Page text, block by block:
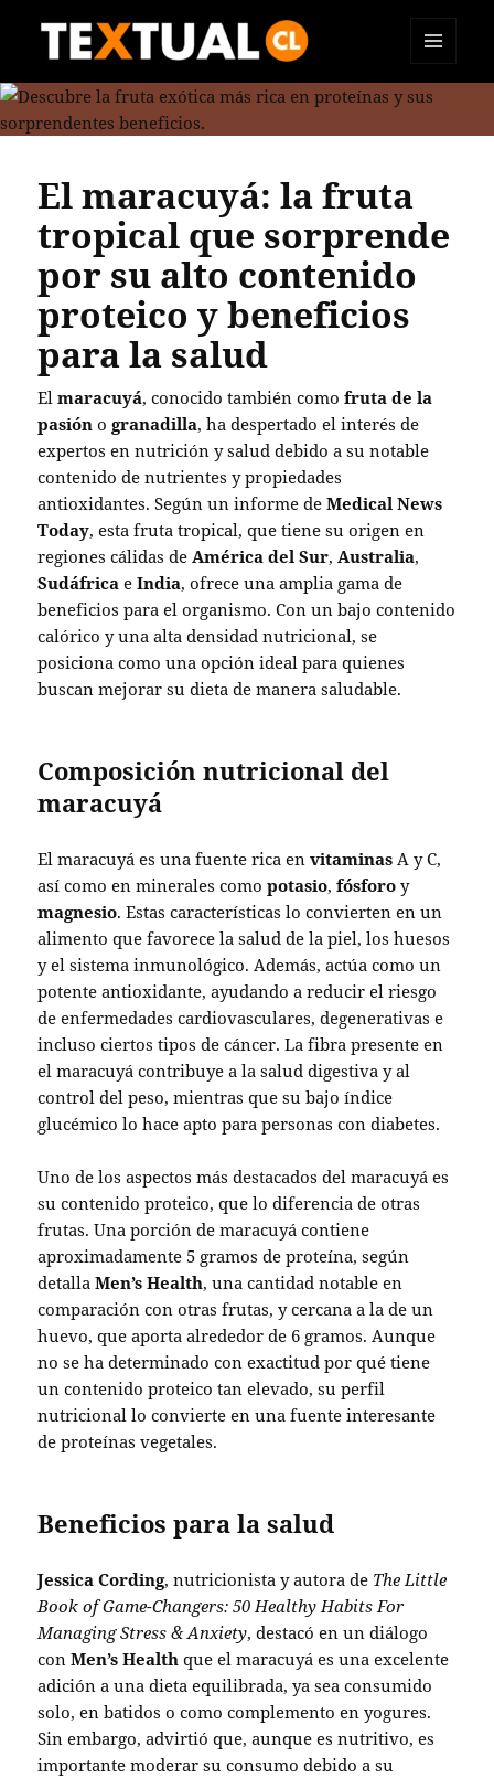
TEXTUAL
Y
El maracuyá: la fruta
tropical que sorprende
por su alto contenido
proteico y beneficios
para la salud
Elmaracuyá, conocido también comofruta de la
pasión ogranadilla, ha despertado el interés de
expertos en nutrición y salud debido a su notable
contenido de nutrientes y propiedades
antioxidantes. Según un informe deMedical News
Today, esta fruta tropical, que tiene su origen en
regiones cálidas deAmérica del Sur,Australia,
Sudáfrica eIndia, ofrece una amplia gama de
beneficios para el organismo. Con un bajo contenido
calórico y una alta densidad nutricional, se
posiciona como una opción ideal para quienes
buscan mejorar su dieta de manera saludable.
Composición nutricional del
maracuyá
El maracuyá es una fuente rica envitaminas A y C,
así como en minerales comopotasio,fósforo y
magnesio. Estas características lo convierten en un
alimento que favorece la salud de la piel, los huesos
y el sistema inmunológico. Además, actúa como un
potente antioxidante, ayudando a reducir el riesgo
de enfermedades cardiovasculares, degenerativas e
incluso ciertos tipos de cáncer. La fibra presente en
el maracuyá contribuye a la salud digestiva y al
control del peso, mientras que su bajo índice
glucémico lo hace apto para personas con diabetes.
Uno de los aspectos más destacados del maracuyá es
su contenido proteico, que lo diferencia de otras
frutas. Una porción de maracuyá contiene
aproximadamente 5 gramos de proteína, según
detallaMen’s Health, una cantidad notable en
comparación con otras frutas, y cercana a la de un
huevo, que aporta alrededor de 6 gramos. Aunque
no se ha determinado con exactitud por qué tiene
un contenido proteico tan elevado, su perfil
nutricional lo convierte en una fuente interesante
de proteínas vegetales.
Beneficios para la salud
Jessica Cording, nutricionista y autora de The Little
Book of Game-Changers: 50 Healthy Habits For
Managing Stress & Anxiety, destacó en un diálogo
conMen’s Health que el maracuyá es una excelente
adición a una dieta equilibrada, ya sea consumido
solo, en batidos o como complemento en yogures.
Sin embargo, advirtió que, aunque es nutritivo, es
importante moderar su consumo debido a su